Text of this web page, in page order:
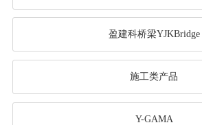
盈建科桥梁YJKBridge
施工类产品
Y-GAMA